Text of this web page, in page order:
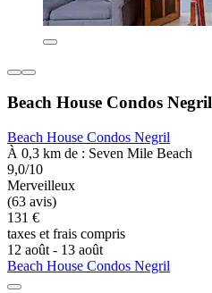
Beach House Condos Negril
Beach House Condos Negril
À 0,3 km de : Seven Mile Beach
9,0/10
Merveilleux
(63 avis)
131 €
taxes et frais compris
12 août - 13 août
Beach House Condos Negril